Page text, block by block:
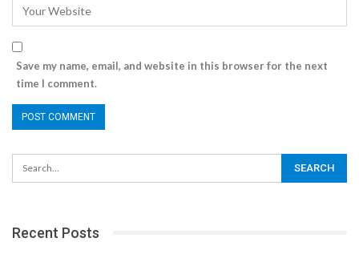
Save my name, email, and website in this browser for the next
time I comment.
Recent Posts